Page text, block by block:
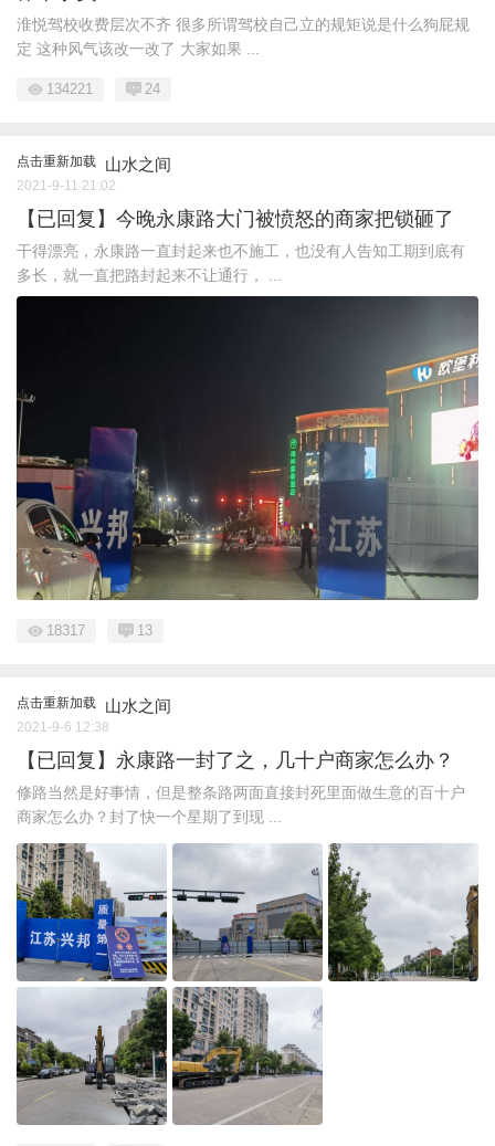
淮悦驾校收费层次不齐 很多所谓驾校自己立的规矩说是什么狗屁规
定 这种风气该改一改了 大家如果 ...
134221 24
点击重新加载 山水之间
2021-9-11 21:02
【已回复】今晚永康路大门被愤怒的商家把锁砸了
干得漂亮，永康路一直封起来也不施工，也没有人告知工期到底有
多长，就一直把路封起来不让通行， ...
18317 13
点击重新加载 山水之间
2021-9-6 12:38
【已回复】永康路一封了之，几十户商家怎么办？
修路当然是好事情，但是整条路两面直接封死里面做生意的百十户
商家怎么办？封了快一个星期了到现 ...